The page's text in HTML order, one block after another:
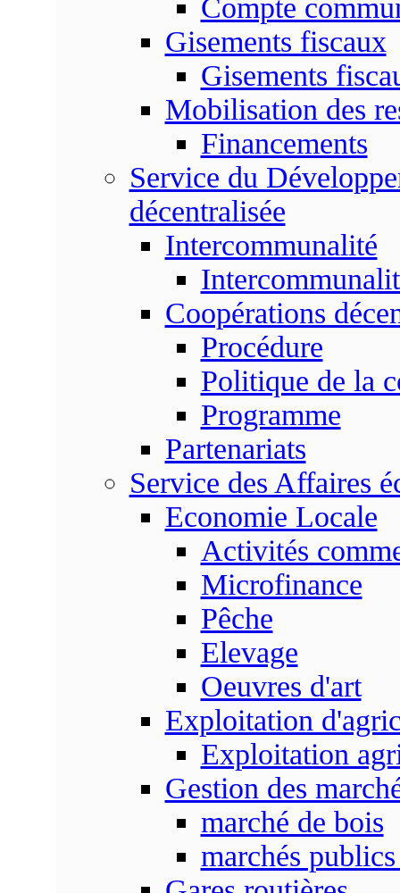
Compte
Gisements fiscaux
Gisements
Mobilisation des
Financements
Service du
décentralisée
Intercommunalité
Coopérations
Procédure
Politique de la
Programme
Partenariats
Service des Affaires
Economie Locale
Activités
Microfinance
Pêche
Elevage
Oeuvres d'art
Exploitation
Exploitation
Gestion des
marché de bois
marchés